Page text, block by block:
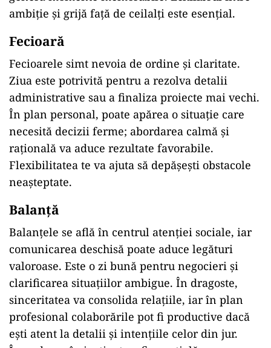
ambiție și grijă față de ceilalți este esențial.
Fecioară
Fecioarele simt nevoia de ordine și claritate.
Ziua este potrivită pentru a rezolva detalii
administrative sau a finaliza proiecte mai vechi.
În plan personal, poate apărea o situație care
necesită decizii ferme; abordarea calmă și
rațională va aduce rezultate favorabile.
Flexibilitatea te va ajuta să depășești obstacole
neașteptate.
Balanță
Balanțele se află în centrul atenției sociale, iar
comunicarea deschisă poate aduce legături
valoroase. Este o zi bună pentru negocieri și
clarificarea situațiilor ambigue. În dragoste,
sinceritatea va consolida relațiile, iar în plan
profesional colaborările pot fi productive dacă
ești atent la detalii și intențiile celor din jur.